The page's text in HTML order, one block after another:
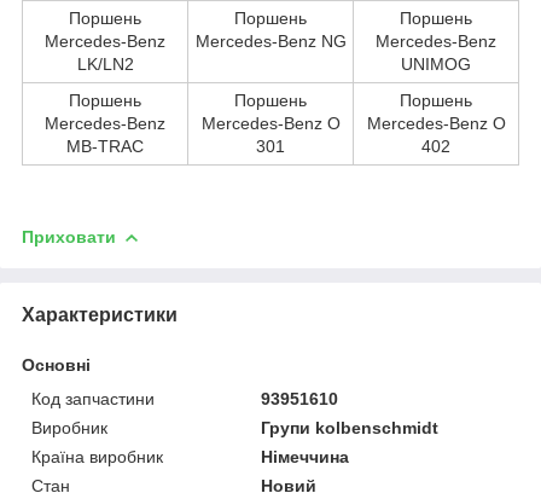
Поршень
Mercedes-Benz
LK/LN2
Поршень
Mercedes-Benz NG
Поршень
Mercedes-Benz
UNIMOG
Поршень
Mercedes-Benz
MB-TRAC
Поршень
Mercedes-Benz O
301
Поршень
Mercedes-Benz O
402
Приховати
Характеристики
Основні
Код запчастини
93951610
Виробник
Групи kolbenschmidt
Країна виробник
Німеччина
Стан
Новий